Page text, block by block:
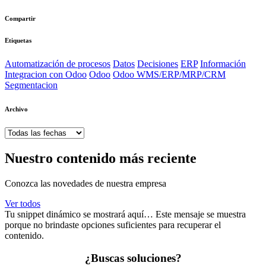
Compartir
Etiquetas
Automatización de procesos Datos Decisiones ERP Información
Integracion con Odoo Odoo Odoo WMS/ERP/MRP/CRM
Segmentacion
Archivo
Nuestro contenido más reciente
Conozca las novedades de nuestra empresa
Ver todos
Tu snippet dinámico se mostrará aquí… Este mensaje se muestra
porque no brindaste opciones suficientes para recuperar el
contenido.
¿Buscas soluciones?